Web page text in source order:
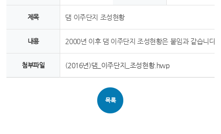
제목 댐 이주단지 조성현황
내용 2000년 이후 댐 이주단지 조성현황은 붙임과 같습니다.
첨부파일 (2016년)댐_이주단지_조성현황.hwp
목록